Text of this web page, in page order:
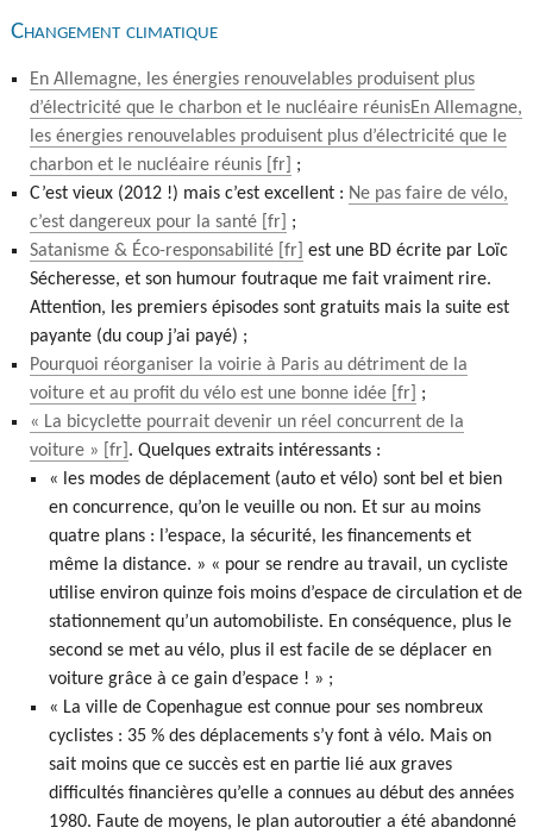
Changement climatique
En Allemagne, les énergies renouvelables produisent plus
d’électricité que le charbon et le nucléaire réunisEn Allemagne,
les énergies renouvelables produisent plus d’électricité que le
charbon et le nucléaire réunis
;
C’est vieux (2012 !) mais c’est excellent : Ne pas faire de vélo,
c’est dangereux pour la santé
;
Satanisme & Éco-responsabilité
est une BD écrite par Loïc
Sécheresse, et son humour foutraque me fait vraiment rire.
Attention, les premiers épisodes sont gratuits mais la suite est
payante (du coup j’ai payé) ;
Pourquoi réorganiser la voirie à Paris au détriment de la
voiture et au profit du vélo est une bonne idée
;
« La bicyclette pourrait devenir un réel concurrent de la
voiture »
. Quelques extraits intéressants :
« les modes de déplacement (auto et vélo) sont bel et bien
en concurrence, qu’on le veuille ou non. Et sur au moins
quatre plans : l’espace, la sécurité, les financements et
même la distance. » « pour se rendre au travail, un cycliste
utilise environ quinze fois moins d’espace de circulation et de
stationnement qu’un automobiliste. En consé­quence, plus le
second se met au vélo, plus il est facile de se déplacer en
voiture grâce à ce gain d’espace ! » ;
« La ville de Copenhague est connue pour ses nombreux
cyclistes : 35 % des déplacements s’y font à vélo. Mais on
sait moins que ce succès est en partie lié aux graves
difficultés financières qu’elle a connues au début des années
1980. Faute de moyens, le plan autoroutier a été abandonné